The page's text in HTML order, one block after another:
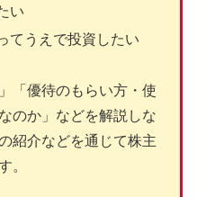
い
てうえで投資したい
「優待のもらい方・使
のか」などを解説しな
紹介などを通じて株主
。